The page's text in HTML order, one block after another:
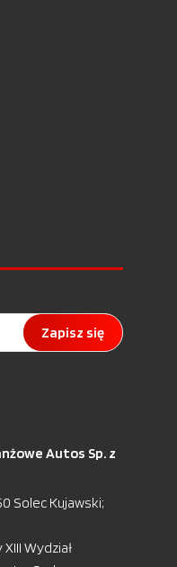
Zapisz się
Autos Sp. z
Solec Kujawski;
Wydział